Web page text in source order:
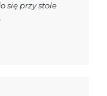
się przy stole